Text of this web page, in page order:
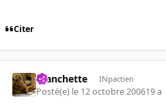
Citer
manchette INpactien
Posté(e) le 12 octobre 200619 a